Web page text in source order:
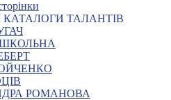
КАТАЛОГИ ТАЛАНТІВ
ШКОЛЬНА
РОМАНОВА